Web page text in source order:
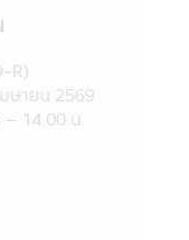
ยรวมถึงกฎ
ลักทรัพย์
รศัพท์มือถือ
รือมีความมุ่ง
ณฑ์ด้านการ
R)
ษายน 2569
– 14.00 น.